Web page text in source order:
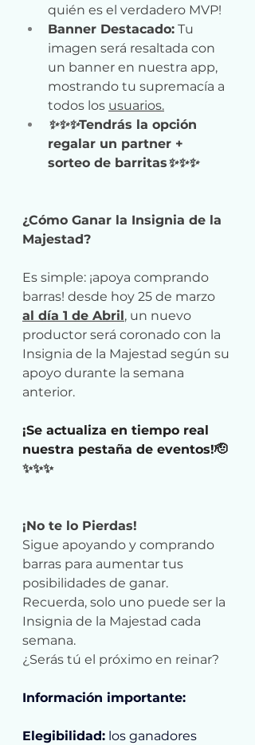
quién es el verdadero MVP!
Banner Destacado: Tu
imagen será resaltada con
un banner en nuestra app,
mostrando tu supremacía a
todos los usuarios.
✨✨✨Tendrás la opción
regalar un partner +
sorteo de barritas✨✨✨
¿Cómo Ganar la Insignia de la
Majestad?
Es simple: ¡apoya comprando
barras! desde hoy 25 de marzo
al día 1 de Abril, un nuevo
productor será coronado con la
Insignia de la Majestad según su
apoyo durante la semana
anterior.
¡Se actualiza en tiempo real
nuestra pestaña de eventos!🫡
✨✨✨
¡No te lo Pierdas!
Sigue apoyando y comprando
barras para aumentar tus
posibilidades de ganar.
Recuerda, solo uno puede ser la
Insignia de la Majestad cada
semana.
¿Serás tú el próximo en reinar?
Información importante:
Elegibilidad: los ganadores